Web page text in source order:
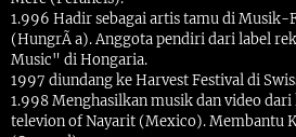
1.996 Hadir sebagai artis tamu di Musik-
(HungrÃ a). Anggota pendiri dari label
Music" di Hongaria.
1997 diundang ke Harvest Festival di
1.998 Menghasilkan musik dan video
televion of Nayarit (Mexico). Membantu